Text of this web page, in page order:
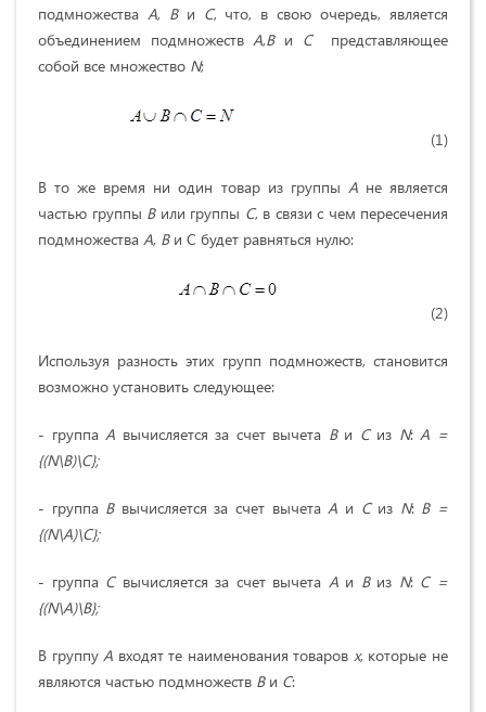
подмножества A, Ви С, что, в свою очередь, является
объединением подмножествA,Ви С
представляющее
собой все множество N;
(1)
В то же время ни один товар из группы Ане является
частью группы Вили группы С, в связи с чем пересечения
подмножества А, Ви С будет равняться нулю:
(2)
Используя разность этих групп подмножеств, становится
возможно установить следующее:
- группаА вычисляется за счет вычета Ви Сиз N:A =
{(N\B)\C};
- группа Ввычисляется за счет вычетаА и Сиз N: В =
{(N\A)\C};
- группа Свычисляется за счет вычета Аи Виз N: С =
{(N\А)\В};
В группуА входят те наименования товаров x, которые не
являются частью подмножеств Ви С: